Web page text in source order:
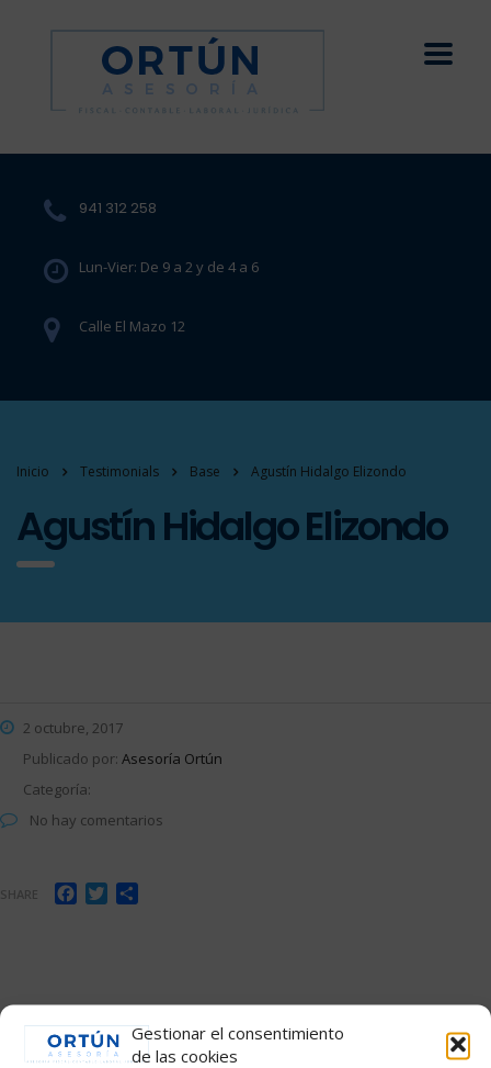
Gestionar el consentimiento
de las cookies
941 312 258
Lun-Vier: De 9 a 2 y de 4 a 6
Calle El Mazo 12
Inicio Testimonials Base Agustín Hidalgo Elizondo
Agustín Hidalgo Elizondo
2 octubre, 2017
Publicado por: Asesoría Ortún
Categoría:
No hay comentarios
SHARE Facebook
Twitter